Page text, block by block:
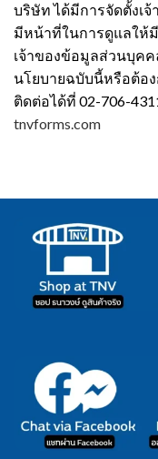
บริษัท ได้มีการจัดตั้งเ
มีหน้าที่ในการดูแลให้
เจ้าของข้อมูลส่วนบุค
นโยบายฉบับนี้หรือต้อ
ติดต่อได้ที่ 02-706-
tnvforms.com